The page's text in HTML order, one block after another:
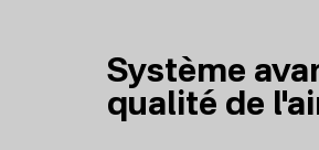
Système
qualité de